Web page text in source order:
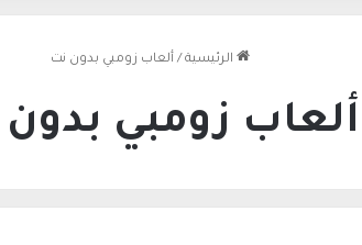
الرئيسية / ألعاب زومبي بدون نت
ألعاب زومبي